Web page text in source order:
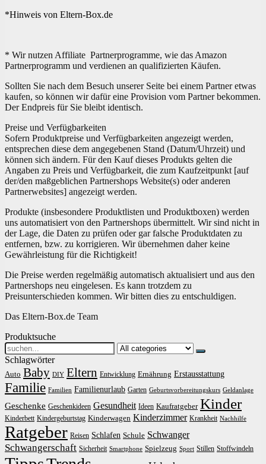
*Hinweis von Eltern-Box.de
* Wir nutzen Affiliate Partnerprogramme, wie das Amazon
Partnerprogramm und verdienen an qualifizierten Käufen.
Sollten Sie nach dem Besuch unserer Seite bei einem Partner etwas
kaufen, so können wir dafür eine Provision vom Partner bekommen.
Der Endpreis für Sie bleibt identisch.
Preise und Verfügbarkeiten
Sofern Produktpreise und Verfügbarkeiten angezeigt werden,
entsprechen diese dem angegebenen Stand (Datum/Uhrzeit) und
können sich ändern. Für den Kauf dieses Produkts gelten die
Angaben zu Preis und Verfügbarkeit, die zum Kaufzeitpunkt [auf
der/den maßgeblichen Partnershops Website(s) oder anderen
Partnerwebsites] angezeigt werden.
Produkte (insbesondere Produktlisten und Produktboxen) werden
uns automatisiert von den Partnershops übermittelt. Wir sind nicht in
der Lage, die Daten zu prüfen oder gar falsche Produktdaten zu
entfernen, bzw. zu korrigieren. Wir übernehmen daher keine
Gewährleistung für die Richtigkeit!
Die Preise werden regelmäßig automatisch aktualisiert und aus den
Partnershops neu eingelesen. Es kann trotzdem zu
Preisunterschieden kommen. Wir bitten dies zu entschuldigen.
Das Eltern-Box.de Team
Produktsuche
Search
for:
Schlagwörter
Auto Baby DIY Eltern Entwicklung Ernährung Erstausstattung
Familie Familien Familienurlaub Garten Geburtsvorbereitungskurs Geldanlage
Geschenke Geschenkideen Gesundheit Ideen Kaufratgeber Kinder
Kinderbett Kindergeburtstag Kinderwagen Kinderzimmer Krankheit Nachhilfe
Ratgeber Reisen Schlafen Schule Schwanger
Schwangerschaft Sicherheit Smartphone Spielzeug Sport Stillen Stoffwindeln